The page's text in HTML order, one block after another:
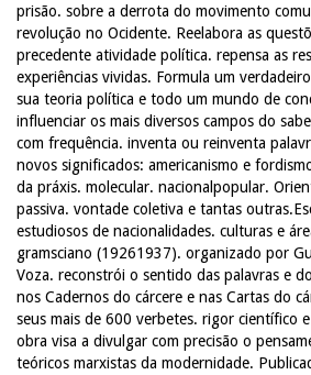
prisão. sobre a derrota do movimento
revolução no Ocidente. Reelabora as
precedente atividade política. repensa as
experiências vividas. Formula um
sua teoria política e todo um mundo de
influenciar os mais diversos campos do
com frequência. inventa ou reinventa
novos significados: americanismo e
da práxis. molecular. nacionalpopular.
passiva. vontade coletiva e tantas
estudiosos de nacionalidades. culturas e
gramsciano (19261937). organizado por
Voza. reconstrói o sentido das palavras e
nos Cadernos do cárcere e nas Cartas do
seus mais de 600 verbetes. rigor científico
obra visa a divulgar com precisão o
teóricos marxistas da modernidade.